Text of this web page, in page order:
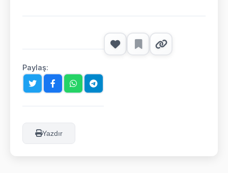
Paylaş:
Yazdır